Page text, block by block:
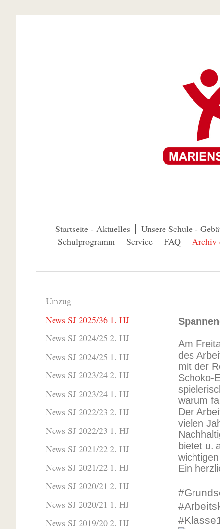
Startseite - Aktuelles
Unsere Schule -
Schulprogramm
Service FAQ Archiv
Am
des
mit der
warum
Der
vielen
bietet u.
Ein
Umzug
News SJ 2025/36 1. HJ
News SJ 2024/25 2. HJ
News SJ 2024/25 1. HJ
News SJ 2023/24 2. HJ
News SJ 2023/24 1. HJ
News SJ 2022/23 2. HJ
News SJ 2022/23 1. HJ
News SJ 2021/22 2. HJ
News SJ 2021/22 1. HJ
News SJ 2020/21 2. HJ
News SJ 2020/21 1. HJ
News SJ 2019/20 2. HJ